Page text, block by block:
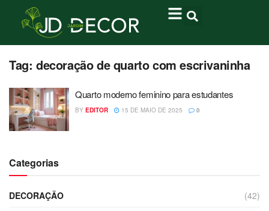
Tag: decoração de quarto com escrivaninha
Quarto moderno feminino para estudantes
BY EDITOR 15 DE MAIO DE 2025 0
Categorias
DECORAÇÃO
(42)